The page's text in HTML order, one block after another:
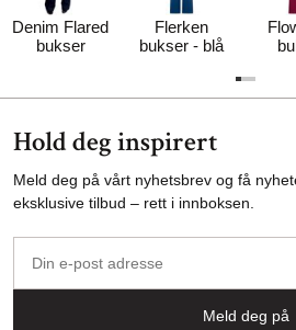
Denim Flared
bukser
Flerken
bukser - blå
Hold deg inspirert
Meld deg på vårt nyhetsbrev og få
eksklusive tilbud – rett i innboksen.
post
Meld deg på